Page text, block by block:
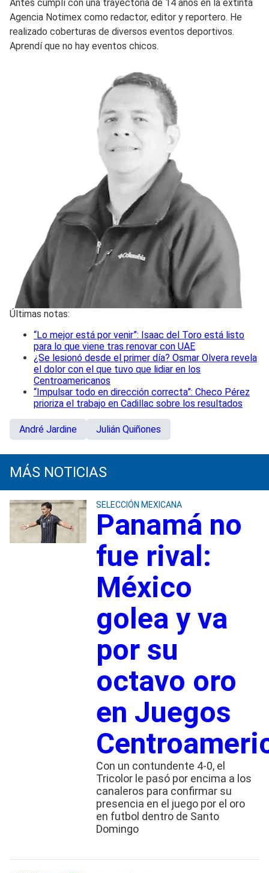
Antes cumplí con una trayectoria de 14 años en la extinta
Agencia Notimex como redactor, editor y reportero. He
realizado coberturas de diversos eventos deportivos.
Aprendí que no hay eventos chicos.
Últimas notas:
“Lo mejor está por venir”: Isaac del Toro está listo
para lo que viene tras renovar con UAE
¿Se lesionó desde el primer día? Osmar Olvera revela
el dolor con el que tuvo que lidiar en los
Centroamericanos
“Impulsar todo en dirección correcta”: Checo Pérez
prioriza el trabajo en Cadillac sobre los resultados
André Jardine Julián Quiñones
MÁS NOTICIAS
SELECCIÓN MEXICANA
Panamá no
fue rival:
México
golea y va
por su
octavo oro
en Juegos
Con un contundente 4-0, el
Tricolor le pasó por encima a los
canaleros para confirmar su
presencia en el juego por el oro
en futbol dentro de Santo
Domingo